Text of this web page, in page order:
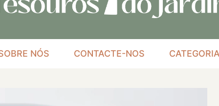
NÓS CONTACTE-NOS